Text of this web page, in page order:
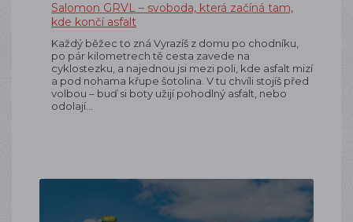
Salomon GRVL – svoboda, která začíná tam,
kde končí asfalt
Každý běžec to zná Vyrazíš z domu po chodníku,
po pár kilometrech tě cesta zavede na
cyklostezku, a najednou jsi mezi poli, kde asfalt mizí
a pod nohama křupe šotolina. V tu chvíli stojíš před
volbou – buď si boty užijí pohodlný asfalt, nebo
odolají…